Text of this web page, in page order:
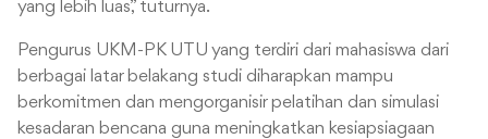
yang lebih luas,” tuturnya.
Pengurus UKM-PK UTU yang terdiri dari mahasiswa dari
berbagai latar belakang studi diharapkan mampu
berkomitmen dan mengorganisir pelatihan dan simulasi
kesadaran bencana guna meningkatkan kesiapsiagaan